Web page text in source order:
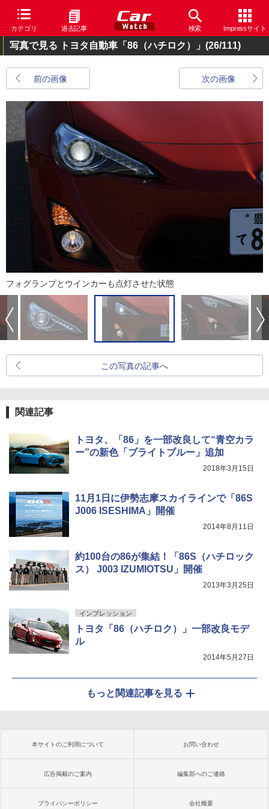
カテゴリ 過去記事 検索 Impressサイト
写真で見る トヨタ自動車「86（ハチロク）」 (26/111)
前の画像 次の画像
フォグランプとウインカーも点灯させた状態
この写真の記事へ
関連記事
トヨタ、「86」を一部改良して“青空カラ
ー”の新色「ブライトブルー」追加
2018年3月15日
11月1日に伊勢志摩スカイラインで「86S
J006 ISESHIMA」開催
2014年8月11日
約100台の86が集結！「86S（ハチロック
ス） J003 IZUMIOTSU」開催
2013年3月25日
インプレッション
トヨタ「86（ハチロク）」一部改良モデ
ル
2014年5月27日
もっと関連記事を見る
本サイトのご利用について お問い合わせ
広告掲載のご案内 編集部へのご連絡
プライバシーポリシー 会社概要